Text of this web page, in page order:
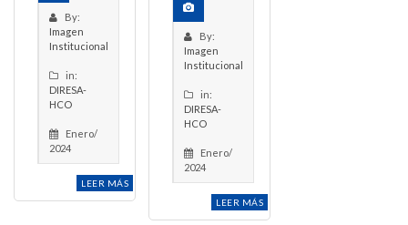
By:
Imagen
Institucional
in:
DIRESA-
HCO
Enero/
2024
LEER MÁS
By:
Imagen
Institucional
in:
DIRESA-
HCO
Enero/
2024
LEER MÁS